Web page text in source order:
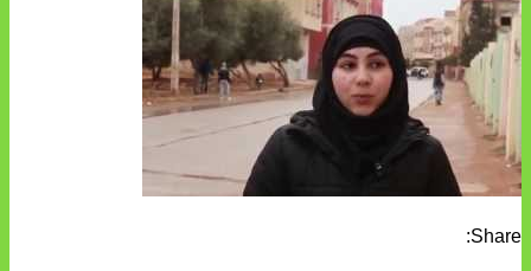
Share: